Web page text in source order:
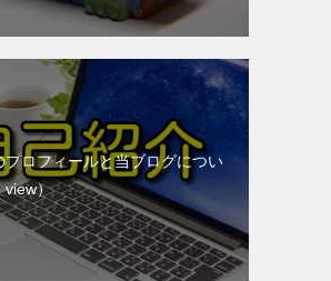
プロフィールと当ブログについ
view）